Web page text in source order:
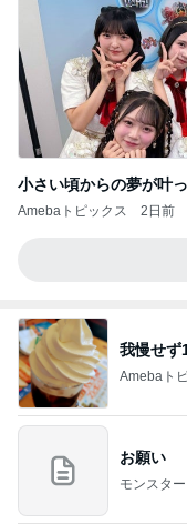
小さい頃からの夢が叶
Amebaトピックス 2日前
我慢せず
Amebaト
お願い
モンスタ